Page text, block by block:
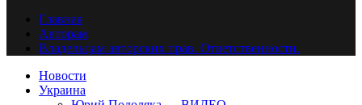
Главная
Авторам
Владельцам авторских прав. Ответственности.
Новости
Украина